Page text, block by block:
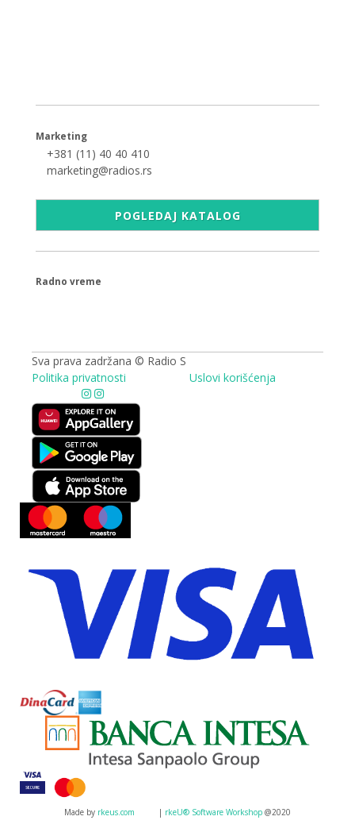
Marketing
+381 (11) 40 40 410
marketing@radios.rs
POGLEDAJ KATALOG
Radno vreme
Sva prava zadržana © Radio S
Politika privatnosti
Uslovi korišćenja
Made by rkeus.com | rkeU® Software Workshop @2020